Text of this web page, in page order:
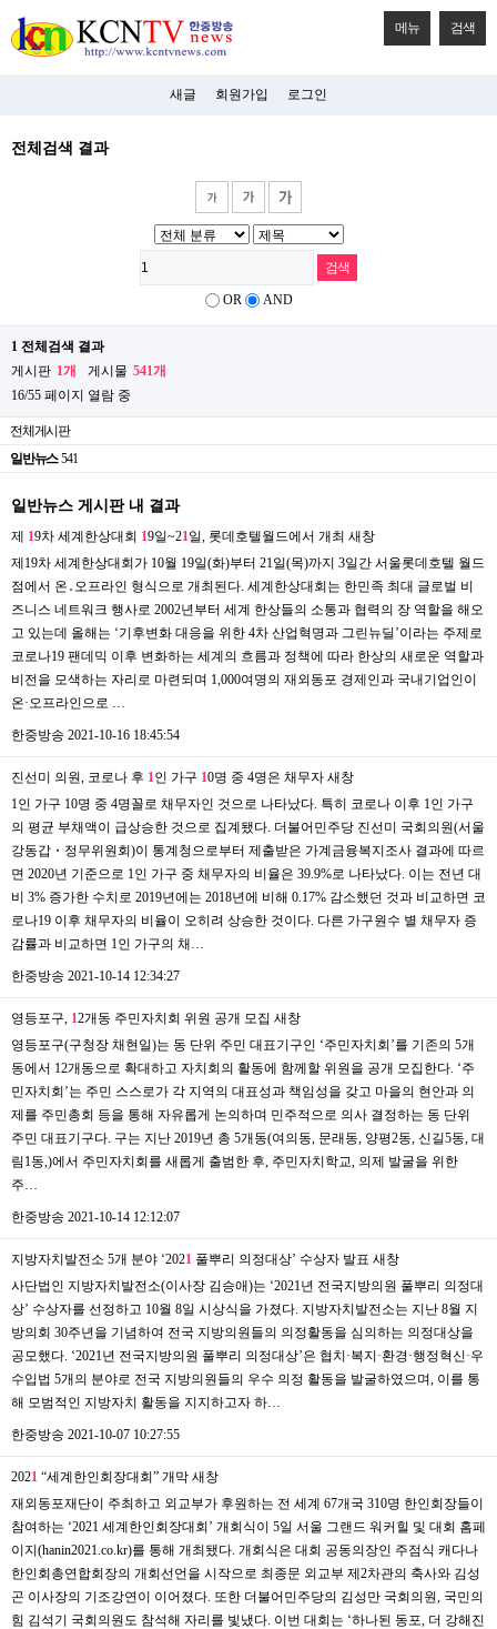
메뉴 검색
새글 회원가입 로그인
전체검색 결과
OR AND
1 전체검색 결과
게시판 1개 게시물 541개
16/55 페이지 열람 중
전체게시판
일반뉴스 541
일반뉴스 게시판 내 결과
제 19차 세계한상대회 19일~21 일, 롯데호텔월드에서 개최 새창
제19차 세계한상대회가 10월 19일(화)부터 21일(목)까지 3일간 서울롯데호텔 월드
점에서 온․오프라인 형식으로 개최된다. 세계한상대회는 한민족 최대 글로벌 비
즈니스 네트워크 행사로 2002년부터 세계 한상들의 소통과 협력의 장 역할을 해오
고 있는데 올해는 ‘기후변화 대응을 위한 4차 산업혁명과 그린뉴딜’이라는 주제로
코로나19 팬데믹 이후 변화하는 세계의 흐름과 정책에 따라 한상의 새로운 역할과
비전을 모색하는 자리로 마련되며 1,000여명의 재외동포 경제인과 국내기업인이
온·오프라인으로 …
한중방송 2021-10-16 18:45:54
진선미 의원, 코로나 후 1 인 가구 10명 중 4명은 채무자 새창
1인 가구 10명 중 4명꼴로 채무자인 것으로 나타났다. 특히 코로나 이후 1인 가구
의 평균 부채액이 급상승한 것으로 집계됐다. 더불어민주당 진선미 국회의원(서울
강동갑・정무위원회)이 통계청으로부터 제출받은 가계금융복지조사 결과에 따르
면 2020년 기준으로 1인 가구 중 채무자의 비율은 39.9%로 나타났다. 이는 전년 대
비 3% 증가한 수치로 2019년에는 2018년에 비해 0.17% 감소했던 것과 비교하면 코
로나19 이후 채무자의 비율이 오히려 상승한 것이다. 다른 가구원수 별 채무자 증
감률과 비교하면 1인 가구의 채…
한중방송 2021-10-14 12:34:27
영등포구, 12개동 주민자치회 위원 공개 모집 새창
영등포구(구청장 채현일)는 동 단위 주민 대표기구인 ‘주민자치회’를 기존의 5개
동에서 12개동으로 확대하고 자치회의 활동에 함께할 위원을 공개 모집한다. ‘주
민자치회’는 주민 스스로가 각 지역의 대표성과 책임성을 갖고 마을의 현안과 의
제를 주민총회 등을 통해 자유롭게 논의하며 민주적으로 의사 결정하는 동 단위
주민 대표기구다. 구는 지난 2019년 총 5개동(여의동, 문래동, 양평2동, 신길5동, 대
림1동,)에서 주민자치회를 새롭게 출범한 후, 주민자치학교, 의제 발굴을 위한
주…
한중방송 2021-10-14 12:12:07
지방자치발전소 5개 분야 ‘2021 풀뿌리 의정대상’ 수상자 발표 새창
사단법인 지방자치발전소(이사장 김승애)는 ‘2021년 전국지방의원 풀뿌리 의정대
상’ 수상자를 선정하고 10월 8일 시상식을 가졌다. 지방자치발전소는 지난 8월 지
방의회 30주년을 기념하여 전국 지방의원들의 의정활동을 심의하는 의정대상을
공모했다. ‘2021년 전국지방의원 풀뿌리 의정대상’은 협치·복지·환경·행정혁신·우
수입법 5개의 분야로 전국 지방의원들의 우수 의정 활동을 발굴하였으며, 이를 통
해 모범적인 지방자치 활동을 지지하고자 하…
한중방송 2021-10-07 10:27:55
2021 “세계한인회장대회” 개막 새창
재외동포재단이 주최하고 외교부가 후원하는 전 세계 67개국 310명 한인회장들이
참여하는 ‘2021 세계한인회장대회’ 개회식이 5일 서울 그랜드 워커힐 및 대회 홈페
이지(hanin2021.co.kr)를 통해 개최됐다. 개회식은 대회 공동의장인 주점식 캐다나
한인회총연합회장의 개회선언을 시작으로 최종문 외교부 제2차관의 축사와 김성
곤 이사장의 기조강연이 이어졌다. 또한 더불어민주당의 김성만 국회의원, 국민의
힘 김석기 국회의원도 참석해 자리를 빛냈다. 이번 대회는 ‘하나된 동포, 더 강해진